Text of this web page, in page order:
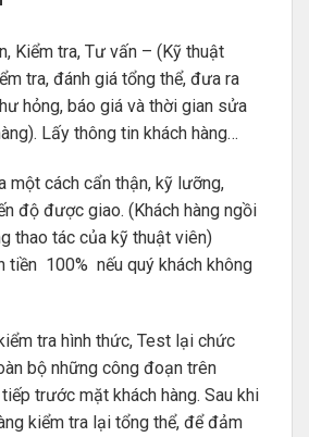
Kiểm tra, Tư vấn – (Kỹ thuật
tra, đánh giá tổng thể, đưa ra
hỏng, báo giá và thời gian sửa
Lấy thông tin khách hàng…
một cách cẩn thận, kỹ lưỡng,
độ được giao. (Khách hàng ngồi
thao tác của kỹ thuật viên)
tiền 100% nếu quý khách không
tra hình thức, Test lại chức
bộ những công đoạn trên
trước mặt khách hàng. Sau khi
kiểm tra lại tổng thể, để đảm